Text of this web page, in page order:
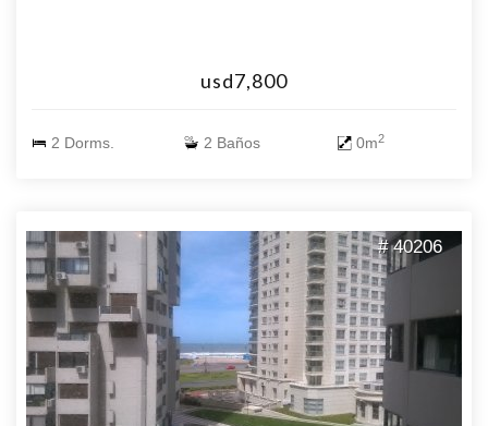
usd7,800
2 Dorms. 2 Baños 0m2
# 40206